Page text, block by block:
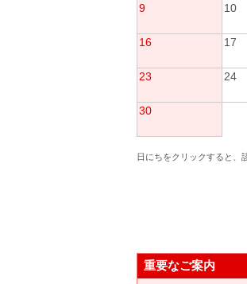
9 10
16 17
23 24
30
日にちをクリックすると、
重要なご案内